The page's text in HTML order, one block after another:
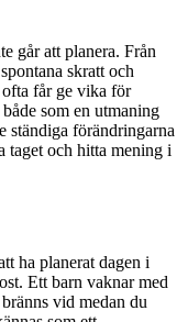
går att planera. Från
skratt och
får ge vika för
som en utmaning
ständiga förändringarna
taget och hitta mening i
ha planerat dagen i
Ett barn vaknar med
vid medan du